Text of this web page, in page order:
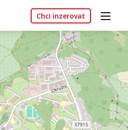
Chci inzerovat